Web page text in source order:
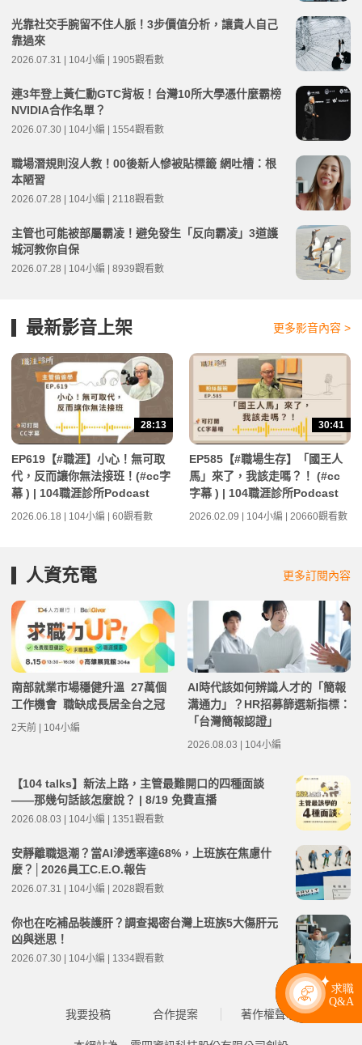
光靠社交手腕留不住人脈！3步價值分析，讓貴人自己
靠過來
2026.07.31 | 104小編 | 1905觀看數
連3年登上黃仁勳GTC背板！台灣10所大學憑什麼霸榜
NVIDIA合作名單？
2026.07.30 | 104小編 | 1554觀看數
職場潛規則沒人教！00後新人慘被貼標籤 網吐槽：根
本陋習
2026.07.28 | 104小編 | 2118觀看數
主管也可能被部屬霸凌！避免發生「反向霸凌」3道護
城河教你自保
2026.07.28 | 104小編 | 8939觀看數
最新影音上架 更多影音內容 >
28:13
EP619【#職涯】小心！無可取
代，反而讓你無法接班！(#cc字
幕 ) | 104職涯診所Podcast
2026.06.18 | 104小編 | 60觀看數
30:41
EP585【#職場生存】「國王人
馬」來了，我該走嗎？！ (#cc
字幕 ) | 104職涯診所Podcast
2026.02.09 | 104小編 | 20660觀看數
人資充電 更多訂閱內容
南部就業市場穩健升溫 27萬個
工作機會 職缺成長居全台之冠
2天前 | 104小編
AI時代該如何辨識人才的「簡報
溝通力」？HR招募篩選新指標：
「台灣簡報認證」
2026.08.03 | 104小編
【104 talks】新法上路，主管最難開口的四種面談
——那幾句話該怎麼說？ | 8/19 免費直播
2026.08.03 | 104小編 | 1351觀看數
安靜離職退潮？當AI滲透率達68%，上班族在焦慮什
麼？│2026員工C.E.O.報告
2026.07.31 | 104小編 | 2028觀看數
你也在吃補品裝護肝？調查揭密台灣上班族5大傷肝元
凶與迷思！
2026.07.30 | 104小編 | 1334觀看數
我要投稿 合作提案 著作權聲明